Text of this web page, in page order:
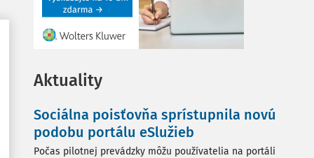
Aktuality
Sociálna poisťovňa sprístupnila novú
podobu portálu eSlužieb
Počas pilotnej prevádzky môžu používatelia na portáli